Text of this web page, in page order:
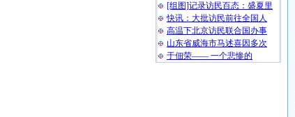
[组图]记录访民百态：盛夏里
快讯：大批访民前往全国人
高温下北京访民联合国办事
山东省威海市马述喜因多次
于佃荣—— 一个悲惨的